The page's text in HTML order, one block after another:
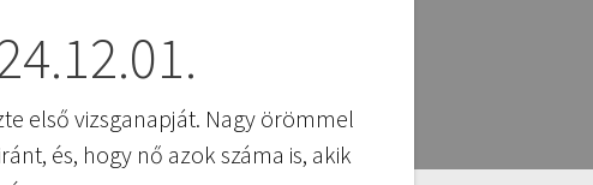
első vizsganapját. Nagy örömmel
és, hogy nő azok száma is, akik